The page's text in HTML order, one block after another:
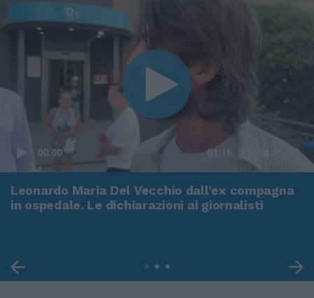
00:00 01:16
Leonardo Maria Del Vecchio dall'ex compagna
in ospedale. Le dichiarazioni ai giornalisti